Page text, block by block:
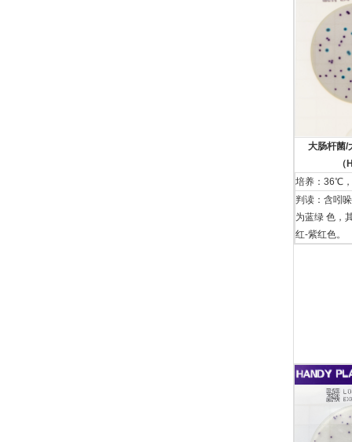
⼤肠杆菌/
培养：36℃
判读：含吲
为蓝绿 ⾊，
红-紫红⾊。